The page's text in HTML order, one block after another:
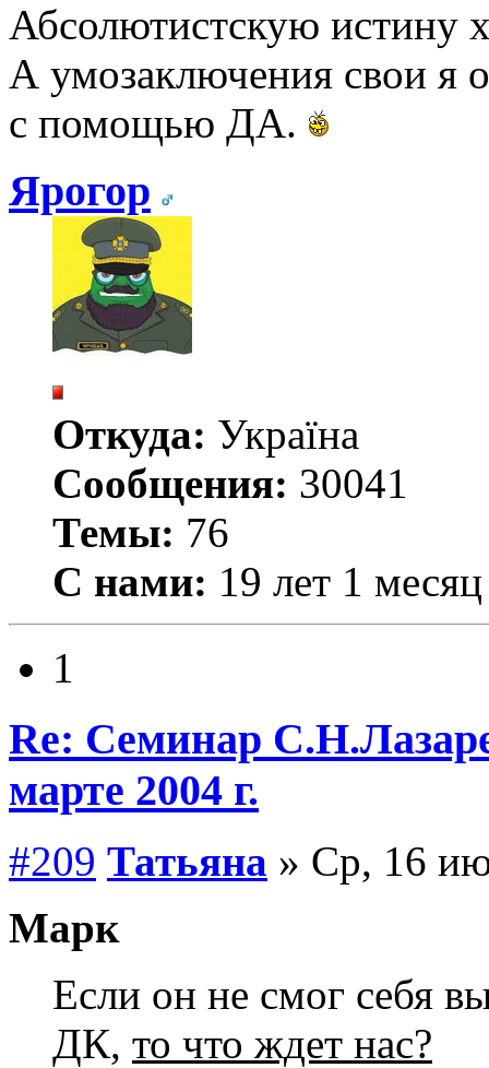
Абсолютистскую истину
А умозаключения свои я
с помощью ДА.
Ярогор
Откуда: Україна
Сообщения: 30041
Темы: 76
С нами: 19 лет 1 месяц
1
Re: Семинар
марте 2004 г.
#209 Татьяна » Ср, 16
Марк
Если он не смог себя
ДК, то что ждет нас?